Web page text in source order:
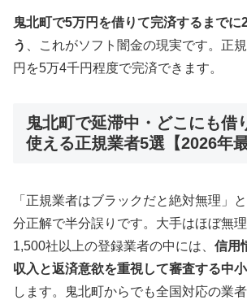
鬼北町で5万円を借りて完済するまでに
う
、これがソフト闇金の現実です。正
円を5万4千円程度で完済できます。
鬼北町で延滞中・どこにも借
使える正規業者5選【2026年最
「正規業者はブラックだと絶対無理」
分正解で半分誤りです。大手はほぼ無
1,500社以上の登録業者の中には、 信用
収入と返済意欲を重視して審査する中
します。鬼北町からでも全国対応の業